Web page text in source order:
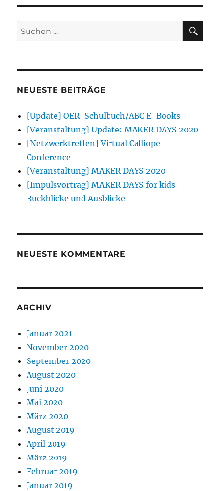
Suchen
nach:
NEUESTE BEITRÄGE
[Update] OER-Schulbuch/ABC E-Books
[Veranstaltung] Update: MAKER DAYS 2020
[Netzwerktreffen] Virtual Calliope
Conference
[Veranstaltung] MAKER DAYS 2020
[Impulsvortrag] MAKER DAYS for kids –
Rückblicke und Ausblicke
NEUESTE KOMMENTARE
ARCHIV
Januar 2021
November 2020
September 2020
August 2020
Juni 2020
Mai 2020
März 2020
August 2019
April 2019
März 2019
Februar 2019
Januar 2019